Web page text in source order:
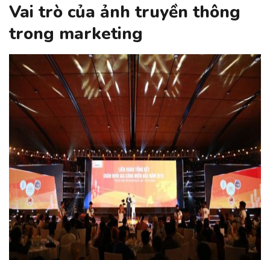
Vai trò của ảnh truyền thông
trong marketing